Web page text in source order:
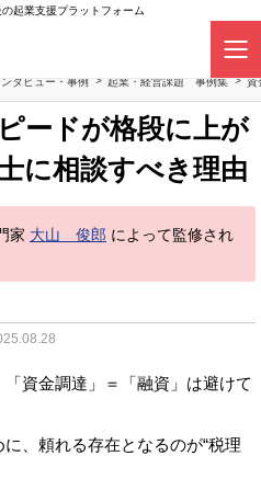
起業支援プラットフォーム
ンタビュー・事例 起業・経営課題 事例集 資
ードが格段に上が
に相談すべき理由
家 大山 俊郎 によって監修され
資金調達」＝「融資」は避けて
、頼れる存在となるのが“税理